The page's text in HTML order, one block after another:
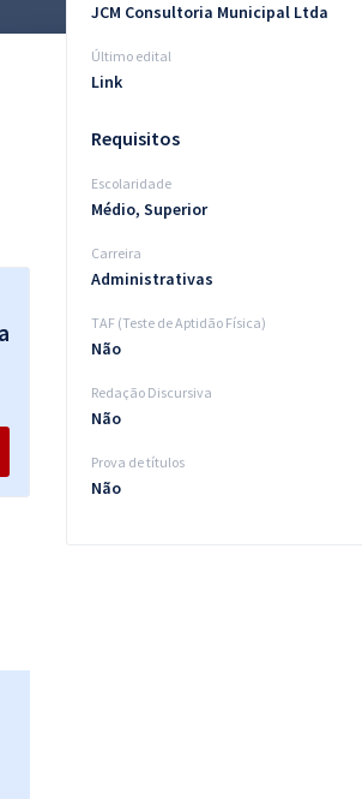
JCM Consultoria Municipal Ltda
Último edital
Link
Requisitos
Escolaridade
Médio, Superior
Carreira
Administrativas
TAF (Teste de Aptidão Física)
Não
Redação Discursiva
Não
Prova de títulos
Não